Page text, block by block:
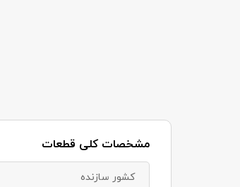
مشخصات کلی قطعات
کشور سازنده